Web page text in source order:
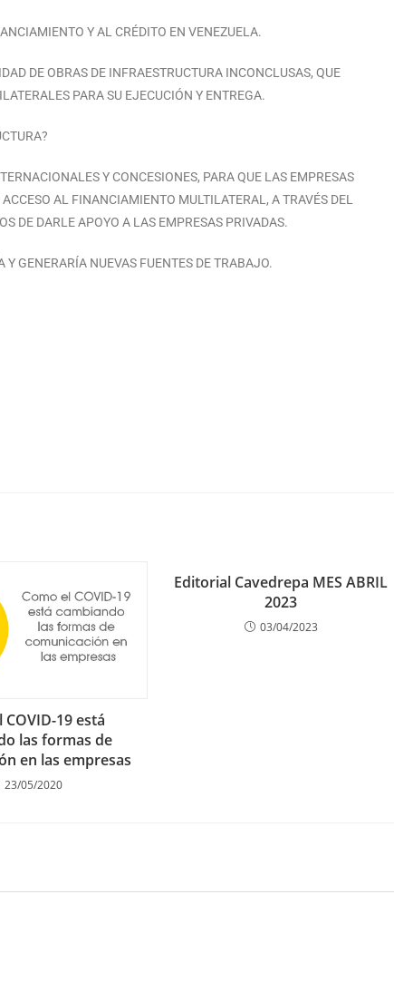
Y AL CRÉDITO EN VENEZUELA.
DE OBRAS DE INFRAESTRUCTURA INCONCLUSAS, QUE
PARA SU EJECUCIÓN Y ENTREGA.
Y CONCESIONES, PARA QUE LAS EMPRESAS
AL FINANCIAMIENTO MULTILATERAL, A TRAVÉS DEL
DE DARLE APOYO A LAS EMPRESAS PRIVADAS.
GENERARÍA NUEVAS FUENTES DE TRABAJO.
COVID-19 está
las formas de
en las empresas
23/05/2020
Editorial Cavedrepa MES ABRIL
2023
03/04/2023